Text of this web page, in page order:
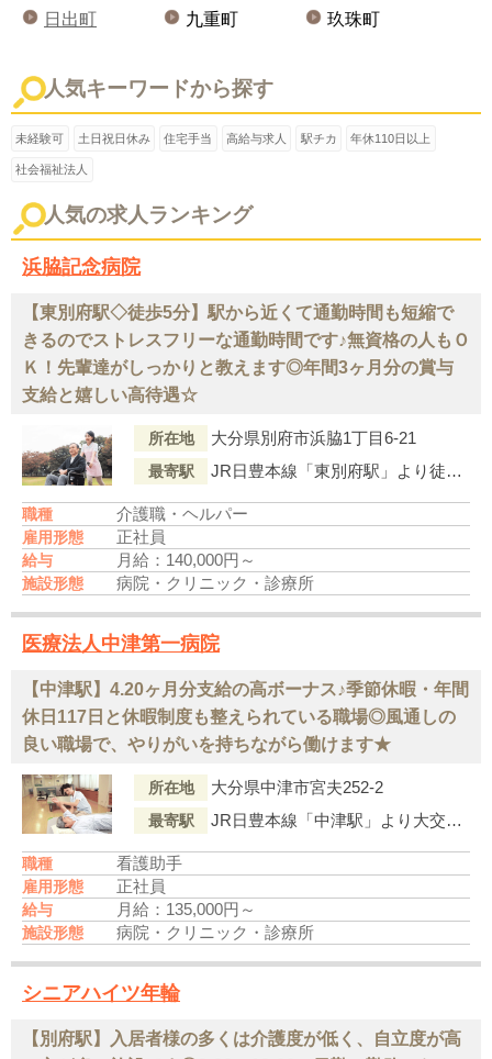
日出町
九重町 玖珠町
人気キーワードから探す
未経験可 土日祝日休み 住宅手当 高給与求人 駅チカ 年休110日以上
社会福祉法人
人気の求人ランキング
浜脇記念病院
【東別府駅◇徒歩5分】駅から近くて通勤時間も短縮で
きるのでストレスフリーな通勤時間です♪無資格の人もＯ
Ｋ！先輩達がしっかりと教えます◎年間3ヶ月分の賞与
支給と嬉しい高待遇☆
所在地 大分県別府市浜脇1丁目6-21
最寄駅 JR日豊本線「東別府駅」より徒歩5分
職種 介護職・ヘルパー
雇用形態 正社員
給与 月給：140,000円～
施設形態 病院・クリニック・診療所
医療法人中津第一病院
【中津駅】4.20ヶ月分支給の高ボーナス♪季節休暇・年間
休日117日と休暇制度も整えられている職場◎風通しの
良い職場で、やりがいを持ちながら働けます★
所在地 大分県中津市宮夫252-2
最寄駅 JR日豊本線「中津駅」より大交北部バス『中津駅前?田中・田中』行「一ツ松口」下車徒歩3分
職種 看護助手
雇用形態 正社員
給与 月給：135,000円～
施設形態 病院・クリニック・診療所
シニアハイツ年輪
【別府駅】入居者様の多くは介護度が低く、自立度が高